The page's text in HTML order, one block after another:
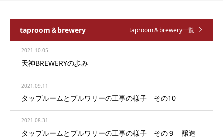
taproom＆brewery taproom＆brewery一覧
2021.10.05
天神BREWERYの歩み
2021.09.11
タップルームとブルワリーの工事の様子 その10
2021.08.31
タップルームとブルワリーの工事の様子 その９ 醸造